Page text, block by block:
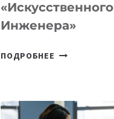
«искусственного
Инженера»
ПОДРОБНЕЕ ДЖЕФФ
PROMETHEUS